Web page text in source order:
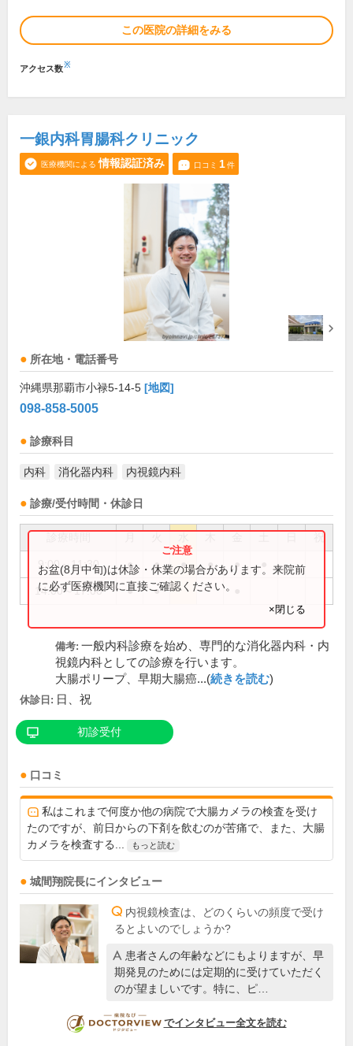
この医院の詳細をみる
アクセス数※
一銀内科胃腸科クリニック
医療機関による 情報認証済み 口コミ 1件
所在地・電話番号
沖縄県那覇市小禄5-14-5 [地図]
098-858-5005
診療科目
内科 消化器内科 内視鏡内科
診療/受付時間・休診日
祝
9:00～11:30 ● ● ● ● ●
14:00～17:00 ● ●
お盆(8月中旬)は休診・休業の場合があります。来院前
に必ず医療機関に直接ご確認ください。
×閉じる
備考: 一般内科診療を始め、専門的な消化器内科・内
視鏡内科としての診療を行います。
大腸ポリープ、早期大腸癌...(続きを読む)
休診日: 日、祝
初診受付
口コミ
私はこれまで何度か他の病院で大腸カメラの検査を受け
たのですが、前日からの下剤を飲むのが苦痛で、また、大腸
カメラを検査する...
もっと読む
城間翔 院長にインタビュー
内視鏡検査は、どのくらいの頻度で受け
るとよいのでしょうか?
患者さんの年齢などにもよりますが、早
期発見のためには定期的に受けていただく
のが望ましいです。特に、ピ…
DOCTORVIEW
でインタビュー全文を読む